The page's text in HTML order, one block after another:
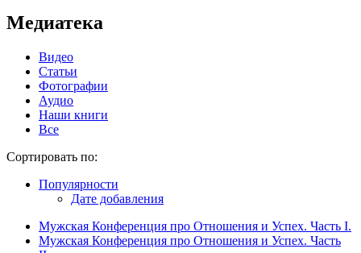
Медиатека
Видео
Статьи
Фотографии
Аудио
Наши книги
Все
Сортировать по:
Популярности
Дате добавления
Мужская Конференция про Отношения и Успех. Часть I.
Мужская Конференция про Отношения и Успех. Часть